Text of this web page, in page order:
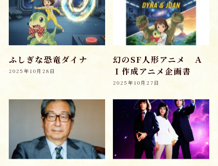
ふしぎな恐竜ダイナ
2025年10月28日
幻のSF人形アニメ Ａ
Ｉ作成アニメ企画書
2025年10月27日